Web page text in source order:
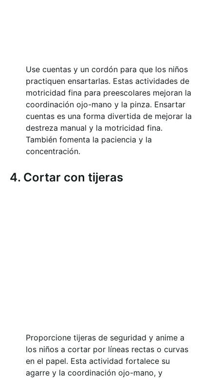
Use cuentas y un cordón para que los niños
practiquen ensartarlas. Estas actividades de
motricidad fina para preescolares mejoran la
coordinación ojo-mano y la pinza. Ensartar
cuentas es una forma divertida de mejorar la
destreza manual y la motricidad fina.
También fomenta la paciencia y la
concentración.
4. Cortar con tijeras
Proporcione tijeras de seguridad y anime a
los niños a cortar por líneas rectas o curvas
en el papel. Esta actividad fortalece su
agarre y la coordinación ojo-mano, y